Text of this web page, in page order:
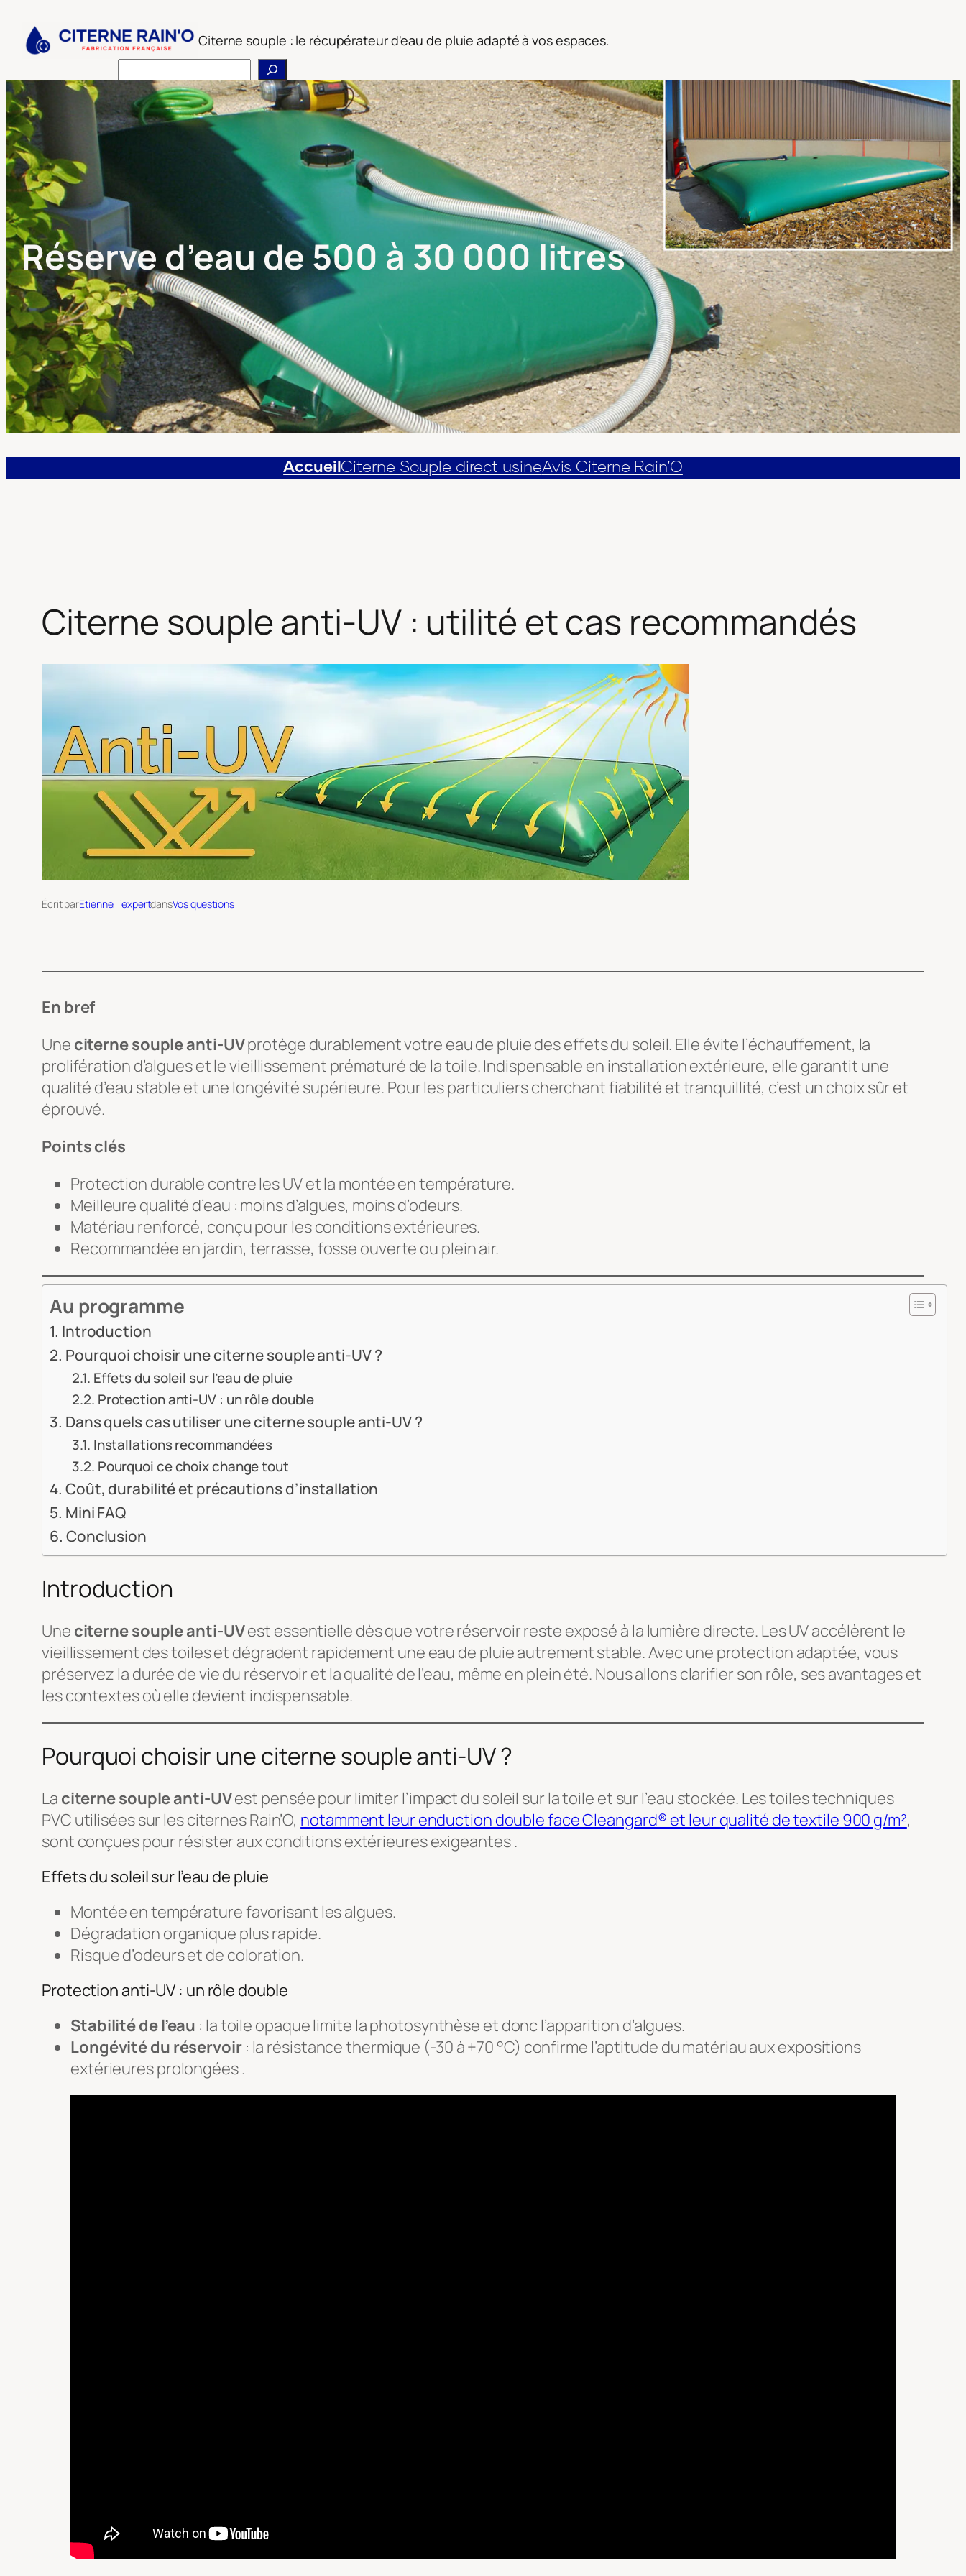
contenu
Citerne souple : le récupérateur d'eau de pluie adapté à vos espaces.
Réserve d’eau de 500 à 30 000 litres
Accueil Citerne Souple direct usineAvis Citerne Rain’O
Citerne souple anti-UV : utilité et cas recommandés
Écrit parEtienne, l’expertdansVos questions
En bref
Une citerne souple anti-UVprotège durablement votre eau de pluie des effets du soleil. Elle évite l’échauffement, la
prolifération d’algues et le vieillissement prématuré de la toile. Indispensable en installation extérieure, elle garantit une
qualité d’eau stable et une longévité supérieure. Pour les particuliers cherchant fiabilité et tranquillité, c’est un choix sûr et
éprouvé.
Points clés
Protection durable contre les UV et la montée en température.
Meilleure qualité d’eau : moins d’algues, moins d’odeurs.
Matériau renforcé, conçu pour les conditions extérieures.
Recommandée en jardin, terrasse, fosse ouverte ou plein air.
Au programme
Introduction
Pourquoi choisir une citerne souple anti-UV ?
Effets du soleil sur l’eau de pluie
Protection anti-UV : un rôle double
Dans quels cas utiliser une citerne souple anti-UV ?
Installations recommandées
Pourquoi ce choix change tout
Coût, durabilité et précautions d’installation
Mini FAQ
Conclusion
Introduction
Une citerne souple anti-UVest essentielle dès que votre réservoir reste exposé à la lumière directe. Les UV accélèrent le
vieillissement des toiles et dégradent rapidement une eau de pluie autrement stable. Avec une protection adaptée, vous
préservez la durée de vie du réservoir et la qualité de l’eau, même en plein été. Nous allons clarifier son rôle, ses avantages et
les contextes où elle devient indispensable.
Pourquoi choisir une citerne souple anti-UV ?
La citerne souple anti-UVest pensée pour limiter l’impact du soleil sur la toile et sur l’eau stockée. Les toiles techniques
PVC utilisées sur les citernes Rain’O, notamment leur enduction double face Cleangard® et leur qualité de textile 900 g/m²,
sont conçues pour résister aux conditions extérieures exigeantes .
Effets du soleil sur l’eau de pluie
Montée en température favorisant les algues.
Dégradation organique plus rapide.
Risque d’odeurs et de coloration.
Protection anti-UV : un rôle double
Stabilité de l’eau : la toile opaque limite la photosynthèse et donc l’apparition d’algues.
Longévité du réservoir: la résistance thermique (-30 à +70 °C) confirme l’aptitude du matériau aux expositions
extérieures prolongées .